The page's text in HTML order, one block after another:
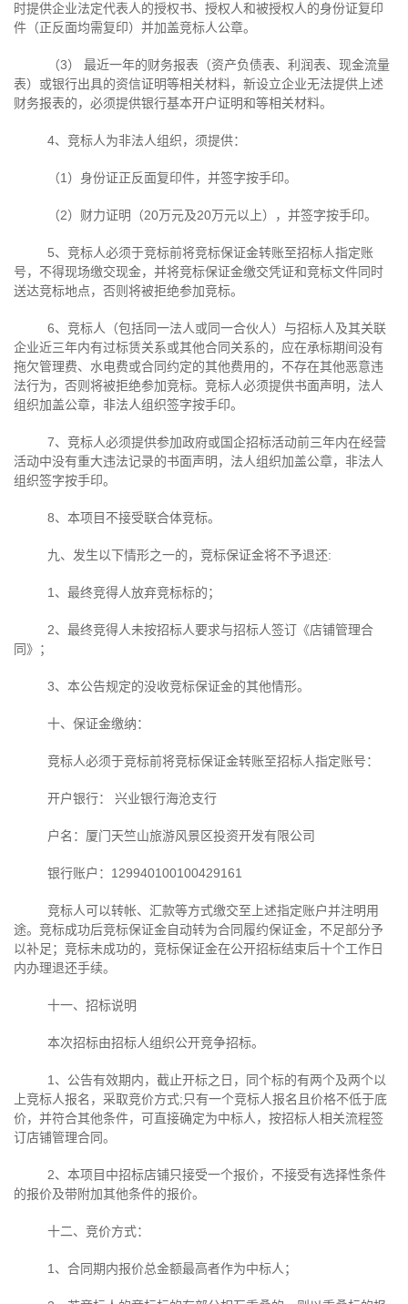
时提供企业法定代表人的授权书、授权人和被授权人的身份证复印
件（正反面均需复印）并加盖竞标人公章。
（3） 最近一年的财务报表（资产负债表、利润表、现金流量
表）或银行出具的资信证明等相关材料，新设立企业无法提供上述
财务报表的，必须提供银行基本开户证明和等相关材料。
4、竞标人为非法人组织，须提供：
（1 ）身份证正反面复印件，并签字按手印。
（2）财力证明（20万元及20万元以上），并签字按手印。
5、竞标人必须于竞标前将竞标保证金转账至招标人指定账
号，不得现场缴交现金，并将竞标保证金缴交凭证和竞标文件同时
送达竞标地点，否则将被拒绝参加竞标。
6、竞标人（包括同一法人或同一合伙人）与招标人及其关联
企业近三年内有过标赁关系或其他合同关系的，应在承标期间没有
拖欠管理费、水电费或合同约定的其他费用的，不存在其他恶意违
法行为，否则将被拒绝参加竞标。竞标人必须提供书面声明，法人
组织加盖公章，非法人组织签字按手印。
7、竞标人必须提供参加政府或国企招标活动前三年内在经营
活动中没有重大违法记录的书面声明，法人组织加盖公章，非法人
组织签字按手印。
8、本项目不接受联合体竞标。
九、发生以下情形之一的，竞标保证金将不予退还:
1、最终竞得人放弃竞标标的；
2、最终竞得人未按招标人要求与招标人签订《店铺管理合
同》；
3、本公告规定的没收竞标保证金的其他情形。
十、保证金缴纳：
竞标人必须于竞标前将竞标保证金转账至招标人指定账号：
开户银行： 兴业银行海沧支行
户名：厦门天竺山旅游风景区投资开发有限公司
银行账户： 129940100100429161
竞标人可以转帐、汇款等方式缴交至上述指定账户并注明用
途。竞标成功后竞标保证金自动转为合同履约保证金，不足部分予
以补足；竞标未成功的，竞标保证金在公开招标结束后十个工作日
内办理退还手续。
十一、招标说明
本次招标由招标人组织公开竞争招标。
1、公告有效期内，截止开标之日，同个标的有两个及两个以
上竞标人报名，采取竞价方式;只有一个竞标人报名且价格不低于底
价，并符合其他条件，可直接确定为中标人，按招标人相关流程签
订店铺管理合同。
2、本项目中招标店铺只接受一个报价，不接受有选择性条件
的报价及带附加其他条件的报价。
十二、竞价方式：
1、合同期内报价总金额最高者作为中标人；